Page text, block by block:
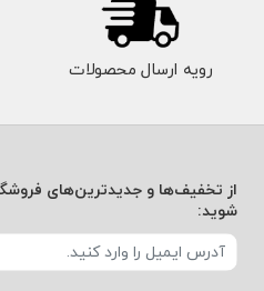
رویه ارسال محصولات
از تخفیف‌ها و جدیدترین‌های فروشگاه
شوید: